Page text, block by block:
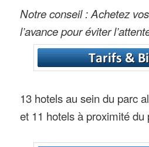
Notre conseil : Achetez
l’avance pour éviter
13 hotels au sein du parc
et 11 hotels à proximité du